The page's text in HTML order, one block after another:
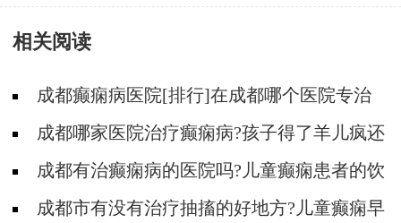
难，号源紧张，速约!
疗癫痫病需要注意什么?
相关阅读
成都癫痫病医院[排行]在成都哪个医院专治
儿童癫痫好?
成都哪家医院治疗癫痫病?孩子得了羊儿疯还
能治疗好吗?
成都有治癫痫病的医院吗?儿童癫痫患者的饮
食怎么调整?
成都市有没有治疗抽搐的好地方?儿童癫痫早